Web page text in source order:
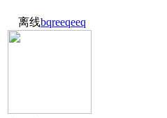
离线bqreeqeeq